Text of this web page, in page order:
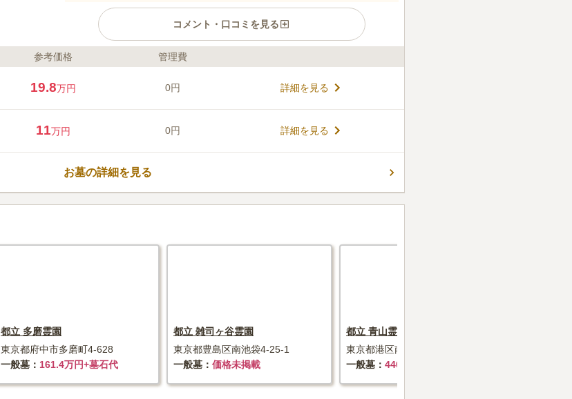
コメント・口コミを見る
ライフドット編集部のコメント
ある、興福寺の樹木葬です。 春には寺院の入口のしだれ桜が出
迎え、夏には裏庭で飼育されているゲンジボタルの観賞会が催
ています。 夫婦墓や家族墓、永代供養墓、などさまざまなタイ
プのお墓があります。
口コミ評価
この霊園はまだ誰からも評価されていません。
参考価格 管理費
19.8万円 0円 詳細を見る
11万円 0円 詳細を見る
お墓の詳細を見る
都立 多磨霊園
東京都府中市多磨町4-628
一般墓
161.4万円+墓石代
都立 雑司ヶ谷霊園
東京都豊島区南池袋4-25-1
一般墓
価格未掲載
都立 青山霊園
東京都港区南青山2-32-2
一般墓
440万円～+墓石代